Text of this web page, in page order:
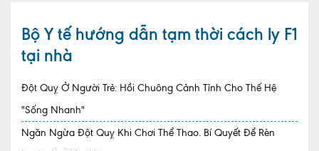
Đội ngũ y bác sĩ
Quy trình khám bệnh tại Dr. Binh
Bộ Y tế hướng dẫn tạm thời cách ly F1
tại nhà
Đột Quỵ Ở Người Trẻ: Hồi Chuông Cảnh Tỉnh Cho Thế Hệ
"Sống Nhanh"
Ngăn Ngừa Đột Quỵ Khi Chơi Thể Thao. Bí Quyết Để Rèn